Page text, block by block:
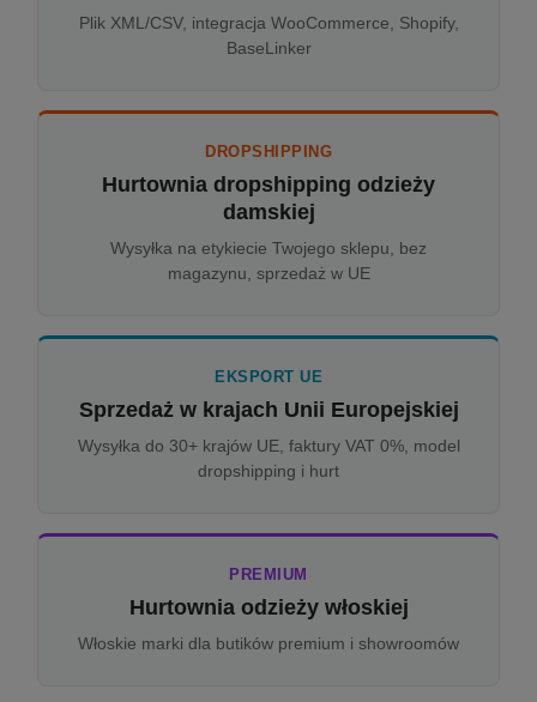
Plik XML/CSV, integracja WooCommerce, Shopify,
BaseLinker
DROPSHIPPING
Hurtownia dropshipping odzieży
damskiej
Wysyłka na etykiecie Twojego sklepu, bez
magazynu, sprzedaż w UE
EKSPORT UE
Sprzedaż w krajach Unii Europejskiej
Wysyłka do 30+ krajów UE, faktury VAT 0%, model
dropshipping i hurt
PREMIUM
Hurtownia odzieży włoskiej
Włoskie marki dla butików premium i showroomów